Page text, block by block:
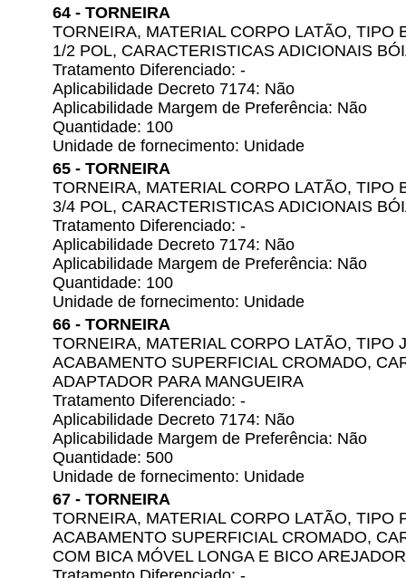
64 - TORNEIRA
TORNEIRA, MATERIAL CORPO LATÃO, TIPO
1/2 POL, CARACTERISTICAS ADICIONAIS
Tratamento Diferenciado: -
Aplicabilidade Decreto 7174: Não
Aplicabilidade Margem de Preferência: Não
Quantidade: 100
Unidade de fornecimento: Unidade
65 - TORNEIRA
TORNEIRA, MATERIAL CORPO LATÃO, TIPO
3/4 POL, CARACTERISTICAS ADICIONAIS
Tratamento Diferenciado: -
Aplicabilidade Decreto 7174: Não
Aplicabilidade Margem de Preferência: Não
Quantidade: 100
Unidade de fornecimento: Unidade
66 - TORNEIRA
TORNEIRA, MATERIAL CORPO LATÃO, TIPO
ACABAMENTO SUPERFICIAL CROMADO,
ADAPTADOR PARA MANGUEIRA
Tratamento Diferenciado: -
Aplicabilidade Decreto 7174: Não
Aplicabilidade Margem de Preferência: Não
Quantidade: 500
Unidade de fornecimento: Unidade
67 - TORNEIRA
TORNEIRA, MATERIAL CORPO LATÃO, TIPO
ACABAMENTO SUPERFICIAL CROMADO,
COM BICA MÓVEL LONGA E BICO AREJADOR